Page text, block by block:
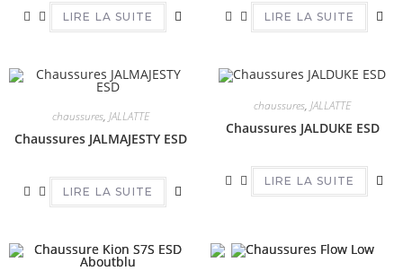
LIRE LA SUITE LIRE LA SUITE
chaussures, JALLATTE
Chaussures JALMAJESTY ESD
LIRE LA SUITE
chaussures, JALLATTE
Chaussures JALDUKE ESD
LIRE LA SUITE